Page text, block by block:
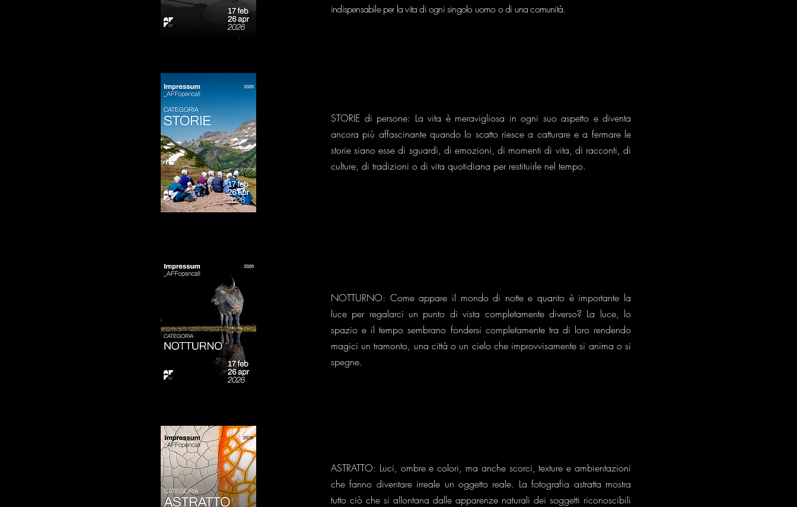
indispensabile per la vita di ogni singolo uomo o di una comunità.
STORIE di persone: La vita è meravigliosa in ogni suo aspetto e diventa
ancora più affascinante quando lo scatto riesce a catturare e a fermare le
storie siano esse di sguardi, di emozioni, di momenti di vita, di racconti, di
culture, di tradizioni o di vita quotidiana per restituirle nel tempo.
NOTTURNO: Come appare il mondo di notte e quanto è importante la
luce per regalarci un punto di vista completamente diverso? La luce, lo
spazio e il tempo sembrano fondersi completamente tra di loro rendendo
magici un tramonto, una città o un cielo che improvvisamente si anima o si
spegne.
ASTRATTO: Luci, ombre e colori, ma anche scorci, texture e ambientazioni
che fanno diventare irreale un oggetto reale. La fotografia astratta mostra
tutto ciò che si allontana dalle apparenze naturali dei soggetti riconoscibili